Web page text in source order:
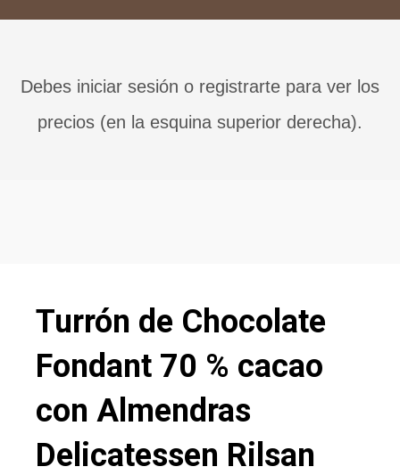
Debes iniciar sesión o registrarte para ver los
precios (en la esquina superior derecha).
Turrón de Chocolate
Fondant 70 % cacao
con Almendras
Delicatessen Rilsan